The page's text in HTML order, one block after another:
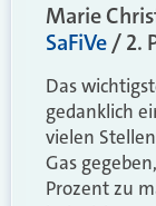
Marie
SaFiVe/ 2.
Das
gedanklich
vielen
Gas
Prozent zu